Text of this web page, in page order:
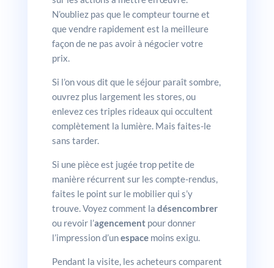
N’oubliez pas que le compteur tourne et
que vendre rapidement est la meilleure
façon de ne pas avoir à négocier votre
prix.
Si l’on vous dit que le séjour paraît sombre,
ouvrez plus largement les stores, ou
enlevez ces triples rideaux qui occultent
complètement la lumière. Mais faites-le
sans tarder.
Si une pièce est jugée trop petite de
manière récurrent sur les compte-rendus,
faites le point sur le mobilier qui s’y
trouve. Voyez comment la désencombrer
ou revoir l’agencementpour donner
l’impression d’unespacemoins exigu.
Pendant la visite, les acheteurs comparent